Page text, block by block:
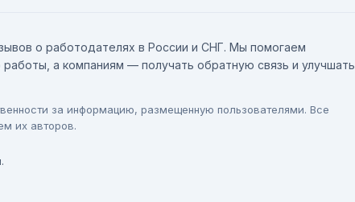
о работодателях в России и СНГ. Мы помогаем
а компаниям — получать обратную связь и улучшать
за информацию, размещенную пользователями. Все
их авторов.